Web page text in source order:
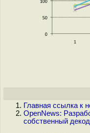
Главная ссылка к
OpenNews:
собственный